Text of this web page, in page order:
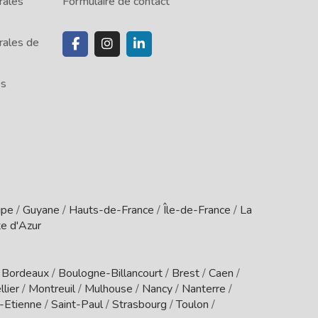
de
/Guyane / Hauts-de-France /Île-de-France / La
d'Azur
Bordeaux/ Boulogne-Billancourt/ Brest/Caen /
/ Montreuil/ Mulhouse / Nancy/ Nanterre /
Etienne /Saint-Paul/Strasbourg /Toulon /